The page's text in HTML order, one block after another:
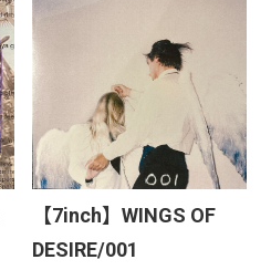
【7inch】WINGS OF
DESIRE/001